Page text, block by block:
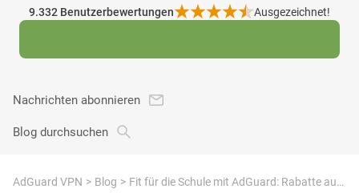
9.332 Benutzerbewertungen Ausgezeichnet!
Nachrichten abonnieren
Blog durchsuchen
AdGuard VPN Blog Fit für die Schule mit AdGuard: Rabatte auf alle Produkte